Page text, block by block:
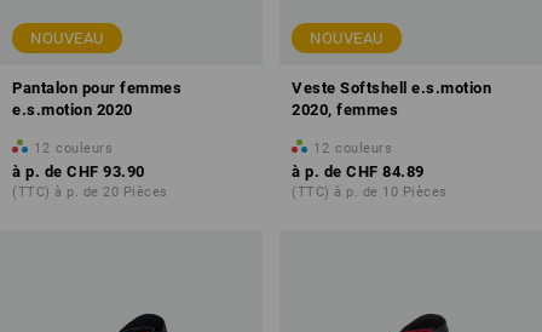
NOUVEAU
Pantalon pour femmes
e.s.motion 2020
12 couleurs
à p. de CHF 93.90
(TTC) à p. de 20 Pièces
NOUVEAU
Veste Softshell e.s.motion
2020, femmes
12 couleurs
à p. de CHF 84.89
(TTC) à p. de 10 Pièces